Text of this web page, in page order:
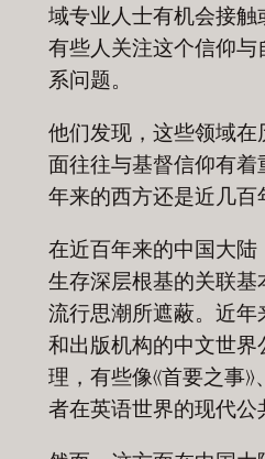
域专业人士有机会接
有些人关注这个信仰
系问题。
他们发现，这些领域
面往往与基督信仰有
年来的西方还是近几百
在近百年来的中国大
生存深层根基的关联
流行思潮所遮蔽。近
和出版机构的中文世
理，有些像《首要之事
者在英语世界的现代公